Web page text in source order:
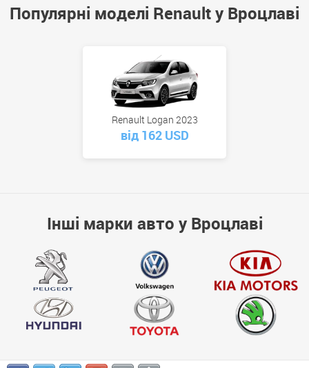
Популярні моделі Renault у Вроцлаві
Renault Logan 2023
від 162 USD
Інші марки авто у Вроцлаві